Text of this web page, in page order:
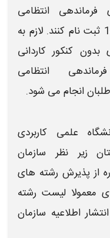
فرماندهی انتظامی
ثبت نام کنند. لازم به
کنکور کاردانی
فرماندهی انتظامی
انجام می شود.
علمی کاربردی
زیر نظر سازمان
از پذیرش رشته های
معمولا لیست رشته
اطلاعیه سازمان